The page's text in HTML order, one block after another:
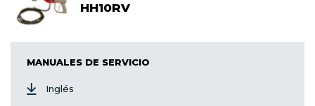
HH10RV
MANUALES DE SERVICIO
Inglés